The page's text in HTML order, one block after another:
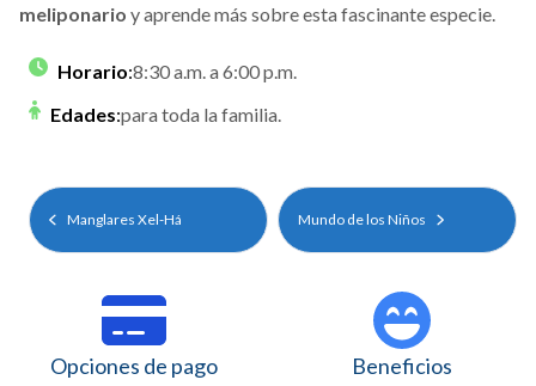
meliponario y aprende más sobre esta fascinante especie.
Horario:8:30 a.m. a 6:00 p.m.
Edades:para toda la familia.
Manglares Xel-Há Mundo de los Niños
Opciones de pago Beneficios